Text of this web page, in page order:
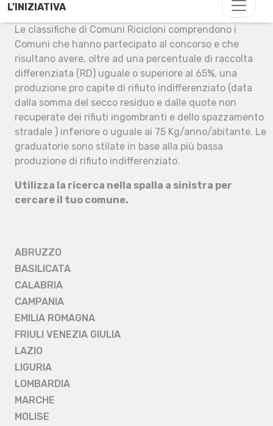
L’INIZIATIVA
Le classifiche di Comuni Ricicloni comprendono i
Comuni che hanno partecipato al concorso e che
risultano avere, oltre ad una percentuale di raccolta
differenziata (RD) uguale o superiore al 65%, una
produzione pro capite di rifiuto indifferenziato (data
dalla somma del secco residuo e dalle quote non
recuperate dei rifiuti ingombranti e dello spazzamento
stradale ) inferiore o uguale ai 75 Kg/anno/abitante. Le
graduatorie sono stilate in base alla più bassa
produzione di rifiuto indifferenziato.
Utilizza la ricerca nella spalla a sinistra per
cercare il tuo comune.
ABRUZZO
BASILICATA
CALABRIA
CAMPANIA
EMILIA ROMAGNA
FRIULI VENEZIA GIULIA
LAZIO
LIGURIA
LOMBARDIA
MARCHE
MOLISE